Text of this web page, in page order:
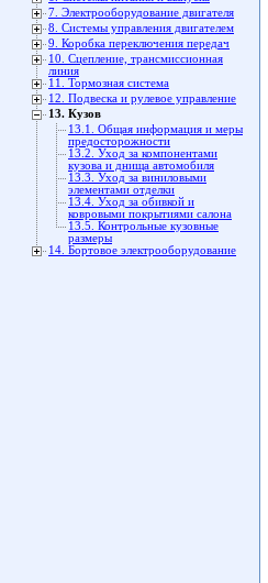
7. Электрооборудование двигателя
8. Системы управления двигателем
9. Коробка переключения передач
10. Сцепление, трансмиссионная
линия
11. Тормозная система
12. Подвеска и рулевое управление
13. Кузов
13.1. Общая информация и меры
предосторожности
13.2. Уход за компонентами
кузова и днища автомобиля
13.3. Уход за виниловыми
элементами отделки
13.4. Уход за обивкой и
ковровыми покрытиями салона
13.5. Контрольные кузовные
размеры
14. Бортовое электрооборудование